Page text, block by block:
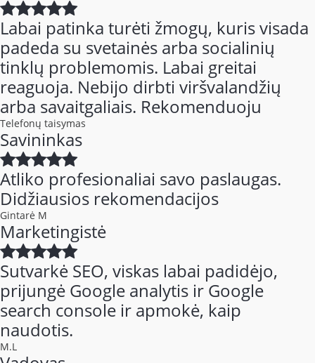
Labai patinka turėti žmogų, kuris visada
padeda su svetainės arba socialinių
tinklų problemomis. Labai greitai
reaguoja. Nebijo dirbti viršvalandžių
arba savaitgaliais. Rekomenduoju
Telefonų taisymas
Savininkas
Atliko profesionaliai savo paslaugas.
Didžiausios rekomendacijos
Gintarė M
Marketingistė
Sutvarkė SEO, viskas labai padidėjo,
prijungė Google analytis ir Google
search console ir apmokė, kaip
naudotis.
M.L